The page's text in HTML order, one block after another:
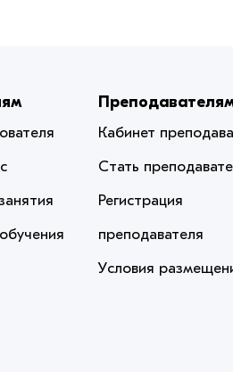
Кабинет
Стать
Регистрация
преподавателя
Условия